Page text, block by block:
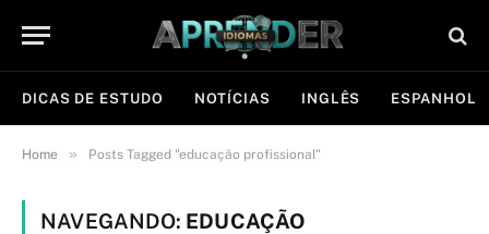
DICAS DE ESTUDO NOTÍCIAS INGLÊS ESPANHOL
Home » Posts Tagged "educação profissional"
NAVEGANDO: EDUCAÇÃO